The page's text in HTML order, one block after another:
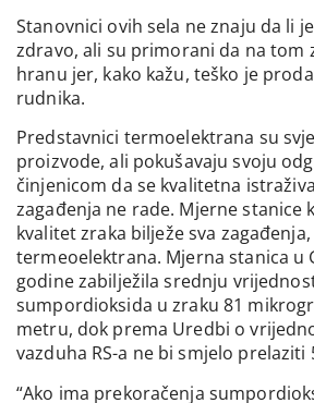
Stanovnici ovih sela ne znaju da li
zdravo, ali su primorani da na tom
hranu jer, kako kažu, teško je
rudnika.
Predstavnici termoelektrana su
proizvode, ali pokušavaju svoju
činjenicom da se kvalitetna
zagađenja ne rade. Mjerne stanice
kvalitet zraka bilježe sva
termeoelektrana. Mjerna stanica u
godine zabilježila srednju
sumpordioksida u zraku 81
metru, dok prema Uredbi o
vazduha RS-a ne bi smjelo prelaziti
“Ako ima prekoračenja